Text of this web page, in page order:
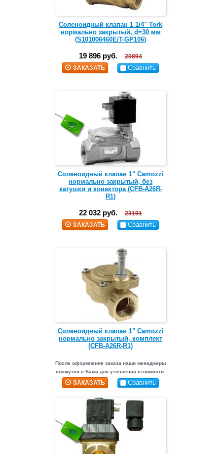
Соленоидный клапан 1 1/4" Tork
нормально закрытый, d=30 мм
(S101006460E/T-GP106)
19 896 руб.
20894
ЗАКАЗАТЬ
Сравнить
Соленоидный клапан 1" Camozzi
нормально закрытый, без
катушки и конектора (CFB-A26R-
R1)
22 032 руб.
23191
ЗАКАЗАТЬ
Сравнить
Соленоидный клапан 1" Camozzi
нормально закрытый, комплект
(CFB-A26R-R1)
После оформления заказа наши менеджеры
свяжутся с Вами для уточнения стоимости.
ЗАКАЗАТЬ Сравнить